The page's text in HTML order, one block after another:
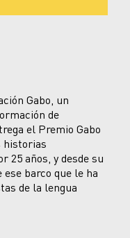
Gabo, un
de
el Premio Gabo
historias
25 años, y desde su
barco que le ha
de la lengua